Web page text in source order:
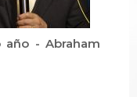
- Abraham